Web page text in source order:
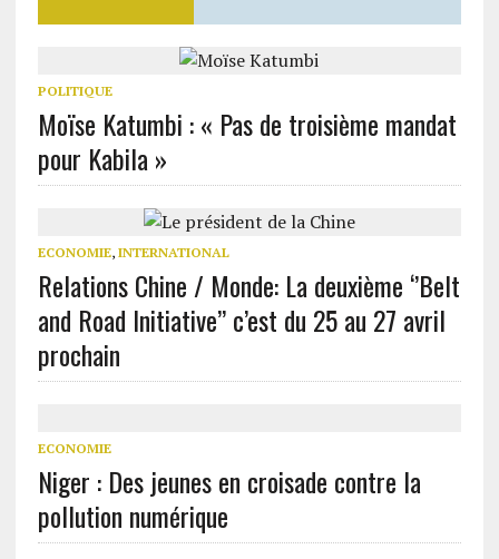
POLITIQUE
Moïse Katumbi : « Pas de troisième mandat
pour Kabila »
ECONOMIE, INTERNATIONAL
Relations Chine / Monde: La deuxième ‘’Belt
and Road Initiative’’ c’est du 25 au 27 avril
prochain
ECONOMIE
Niger : Des jeunes en croisade contre la
pollution numérique